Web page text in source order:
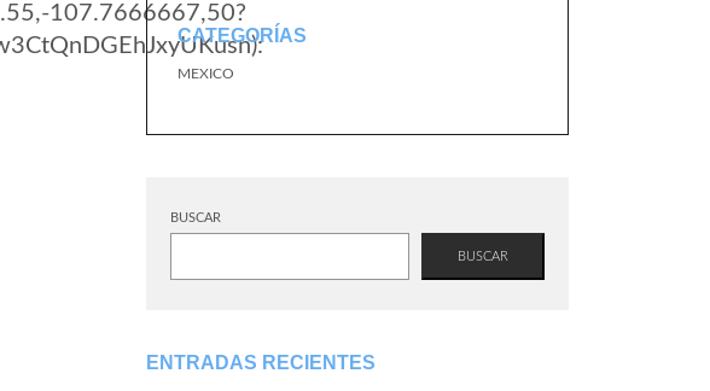
107.7666667,50?
CATEGORÍAS
MEXICO
BUSCAR
BUSCAR
ENTRADAS RECIENTES